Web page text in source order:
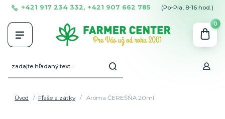
+421 917 234 332, +421 907 662 785 (Po-Pia, 8-16 hod.)
0
Úvod Fľaše a zátky Aróma ČEREŠŇA 20ml